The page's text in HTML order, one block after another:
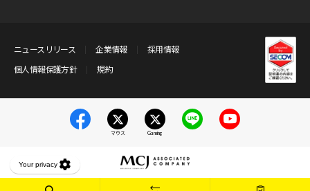
ニュースリリース 企業情報
採用情報
個人情報保護方針
規約
マウス Gaming